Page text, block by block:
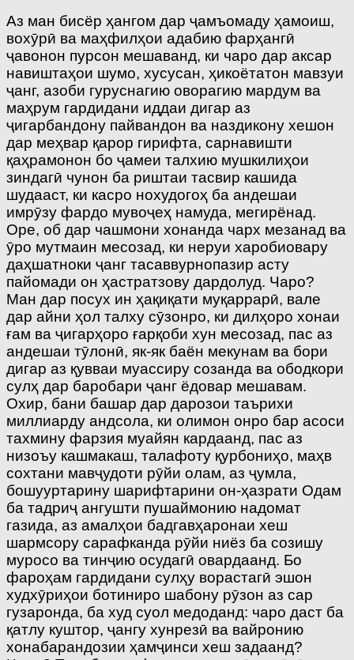
Аз ман бисёр ҳангом дар ҷамъомаду ҳамоиш,
вохӯрӣ ва маҳфилҳои адабию фарҳангӣ
ҷавонон пурсон мешаванд, ки чаро дар аксар
навиштаҳои шумо, хусусан, ҳикоётатон мавзуи
ҷанг, азоби гуруснагию оворагию мардум ва
маҳрум гардидани иддаи дигар аз
ҷигарбандону пайвандон ва наздикону хешон
дар меҳвар қарор гирифта, сарнавишти
қаҳрамонон бо ҷамеи талхию мушкилиҳои
зиндагӣ чунон ба риштаи тасвир кашида
шудааст, ки касро нохудогоҳ ба андешаи
имрӯзу фардо мувоҷеҳ намуда, мегирёнад.
Оре, об дар чашмони хонанда чарх мезанад ва
ӯро мутмаин месозад, ки неруи харобиовару
даҳшатноки ҷанг тасаввурнопазир асту
пайомади он ҳастратзову дардолуд. Чаро?
Ман дар посух ин ҳақиқати муқаррарӣ, вале
дар айни ҳол талху сӯзонро, ки дилҳоро хонаи
ғам ва ҷигарҳоро ғарқоби хун месозад, пас аз
андешаи тӯлонӣ, як-як баён мекунам ва бори
дигар аз қувваи муассиру созанда ва ободкори
сулҳ дар баробари ҷанг ёдовар мешавам.
Охир, бани башар дар дарозои таърихи
миллиарду андсола, ки олимон онро бар асоси
тахмину фарзия муайян кардаанд, пас аз
низоъу кашмакаш, талафоту қурбониҳо, маҳв
сохтани мавҷудоти рӯйи олам, аз ҷумла,
бошууртарину шарифтарини он-ҳазрати Одам
ба тадриҷ ангушти пушаймонию надомат
газида, аз амалҳои бадгавҳаронаи хеш
шармсору сарафканда рӯйи ниёз ба созишу
муросо ва тинҷию осудагӣ овардаанд. Бо
фароҳам гардидани сулҳу ворастагӣ эшон
худхӯриҳои ботиниро шабону рӯзон аз сар
гузаронда, ба худ суол медоданд: чаро даст ба
қатлу куштор, ҷангу хунрезӣ ва вайронию
хонабарандозии ҳамҷинси хеш задаанд?